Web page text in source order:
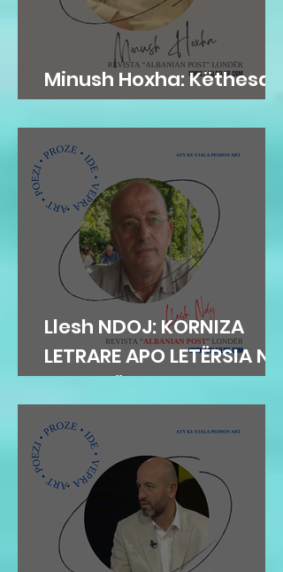
Minush Hoxha: Këthesa
emotive e zemres
Llesh NDOJ: KORNIZA
LETRARE APO LETËRSIA NË
KORNIZË